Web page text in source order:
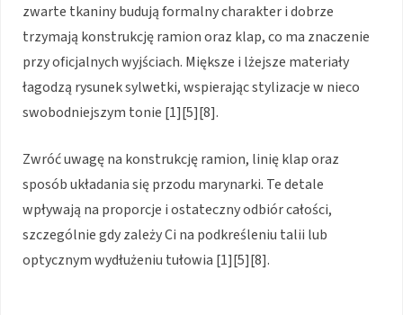
zwarte tkaniny budują formalny charakter i dobrze
trzymają konstrukcję ramion oraz klap, co ma znaczenie
przy oficjalnych wyjściach. Miększe i lżejsze materiały
łagodzą rysunek sylwetki, wspierając stylizacje w nieco
swobodniejszym tonie [1][5][8].
Zwróć uwagę na konstrukcję ramion, linię klap oraz
sposób układania się przodu marynarki. Te detale
wpływają na proporcje i ostateczny odbiór całości,
szczególnie gdy zależy Ci na podkreśleniu talii lub
optycznym wydłużeniu tułowia [1][5][8].